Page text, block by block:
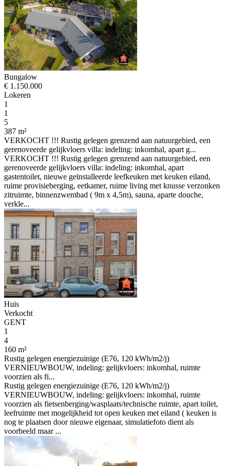
Bungalow
€ 1.150.000
Lokeren
1
1
5
387 m²
VERKOCHT !!! Rustig gelegen grenzend aan natuurgebied, een
gerenoveerde gelijkvloers villa: indeling: inkomhal, apart g...
VERKOCHT !!! Rustig gelegen grenzend aan natuurgebied, een
gerenoveerde gelijkvloers villa: indeling: inkomhal, apart
gastentoilet, nieuwe geïnstalleerde leefkeuken met keuken eiland,
ruime provisieberging, eetkamer, ruime living met knusse verzonken
zitruimte, binnenzwembad ( 9m x 4,5m), sauna, aparte douche,
verkle...
Huis
Verkocht
GENT
1
4
160 m²
Rustig gelegen energiezuinige (E76, 120 kWh/m2/j)
VERNIEUWBOUW, indeling: gelijkvloers: inkomhal, ruimte
voorzien als fi...
Rustig gelegen energiezuinige (E76, 120 kWh/m2/j)
VERNIEUWBOUW, indeling: gelijkvloers: inkomhal, ruimte
voorzien als fietsenberging/wasplaats/technische ruimte, apart toilet,
leefruimte met mogelijkheid tot open keuken met eiland ( keuken is
nog te plaatsen door nieuwe eigenaar, simulatiefoto dient als
voorbeeld maar ...